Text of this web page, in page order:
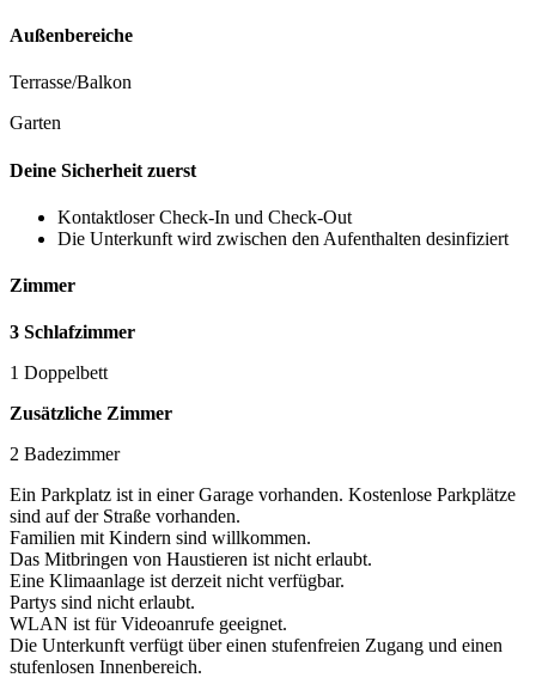
Außenbereiche
Terrasse/Balkon
Garten
Deine Sicherheit zuerst
Kontaktloser Check-In und Check-Out
Die Unterkunft wird zwischen den Aufenthalten desinfiziert
Zimmer
3 Schlafzimmer
1 Doppelbett
Zusätzliche Zimmer
2 Badezimmer
Ein Parkplatz ist in einer Garage vorhanden. Kostenlose Parkplätze
sind auf der Straße vorhanden.
Familien mit Kindern sind willkommen.
Das Mitbringen von Haustieren ist nicht erlaubt.
Eine Klimaanlage ist derzeit nicht verfügbar.
Partys sind nicht erlaubt.
WLAN ist für Videoanrufe geeignet.
Die Unterkunft verfügt über einen stufenfreien Zugang und einen
stufenlosen Innenbereich.